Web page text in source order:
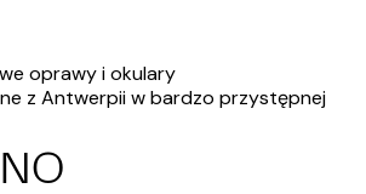
oprawy i okulary
z Antwerpii w bardzo przystępnej